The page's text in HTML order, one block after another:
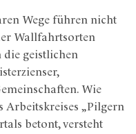
Wege führen nicht
Wallfahrtsorten
die geistlichen
Wie
Arbeitskreises „Pilgern
betont, versteht